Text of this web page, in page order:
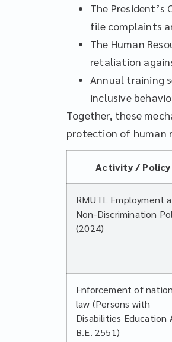
The
file complaints
The Human
retaliation
Annual training
inclusive
Together, these
protection of human
Activity / Policy
RMUTL Employment
Non-Discrimination
(2024)
Enforcement of
law (Persons with
Disabilities Education
B.E. 2551)